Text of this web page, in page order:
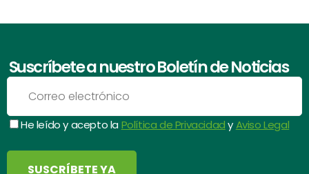
Suscríbete a nuestro Boletín de Noticias
He leído y acepto laPolítica de PrivacidadyAviso Legal